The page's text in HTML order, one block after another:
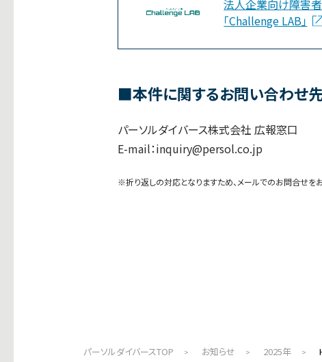
法人企業向け障害
「Challenge LAB」
■本件に関するお問い合わせ先
パーソルダイバース株式会社 広報窓口
E-mail：inquiry@persol.co.jp
※折り返しの対応となりますため、メールでのお問合せをお
パーソルダイバースTOP お知らせ 2025年